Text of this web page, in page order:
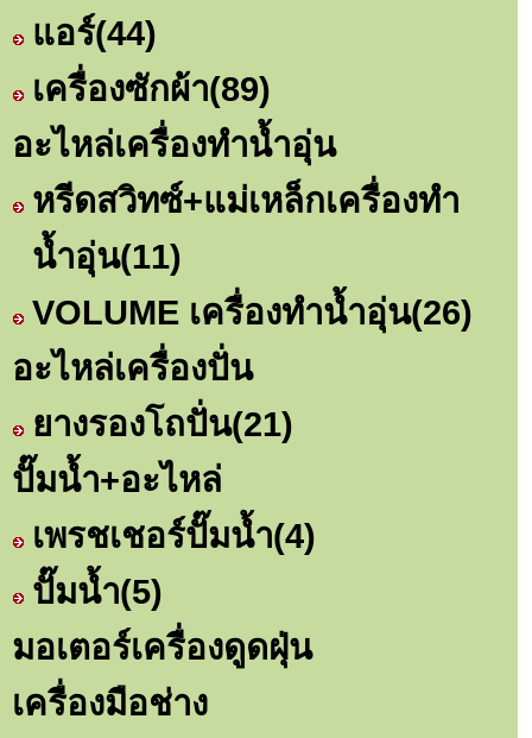
แอร์(44)
เครื่องซักผ้า(89)
อะไหล่เครื่องทำน้ำอุ่น
หรีดสวิทซ์+แม่เหล็กเครื่องทำ
น้ำอุ่น(11)
VOLUME เครื่องทำน้ำอุ่น(26)
อะไหล่เครื่องปั่น
ยางรองโถปั่น(21)
ปั๊มน้ำ+อะไหล่
เพรชเชอร์ปั๊มน้ำ(4)
ปั๊มน้ำ(5)
มอเตอร์เครื่องดูดฝุ่น
เครื่องมือช่าง